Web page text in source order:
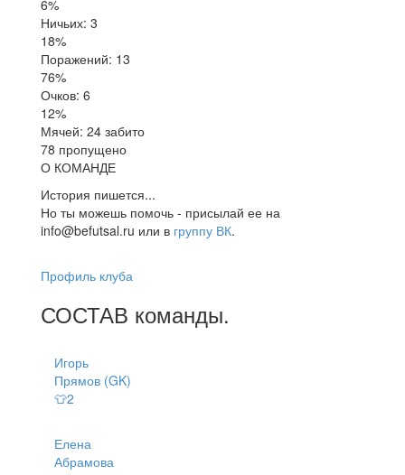
6%
Ничьих: 3
18%
Поражений: 13
76%
Очков: 6
12%
Мячей: 24 забито
78 пропущено
О КОМАНДЕ
История пишется...
Но ты можешь помочь - присылай ее на
info@befutsal.ru или в группу ВК.
Профиль клуба
СОСТАВ команды.
Игорь
Прямов (GK)
👕2
Елена
Абрамова